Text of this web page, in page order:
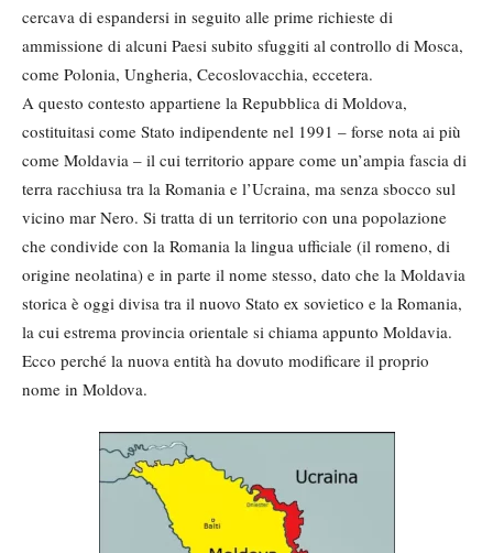
cercava di espandersi in seguito alle prime richieste di
ammissione di alcuni Paesi subito sfuggiti al controllo di Mosca,
come Polonia, Ungheria, Cecoslovacchia, eccetera.
A questo contesto appartiene la Repubblica di Moldova,
costituitasi come Stato indipendente nel 1991 – forse nota ai più
come Moldavia – il cui territorio appare come un’ampia fascia di
terra racchiusa tra la Romania e l’Ucraina, ma senza sbocco sul
vicino mar Nero. Si tratta di un territorio con una popolazione
che condivide con la Romania la lingua ufficiale (il romeno, di
origine neolatina) e in parte il nome stesso, dato che la Moldavia
storica è oggi divisa tra il nuovo Stato ex sovietico e la Romania,
la cui estrema provincia orientale si chiama appunto Moldavia.
Ecco perché la nuova entità ha dovuto modificare il proprio
nome in Moldova.